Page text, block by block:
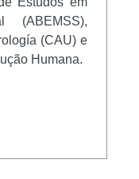
(ABEMSS),
(CAU) e
Humana.